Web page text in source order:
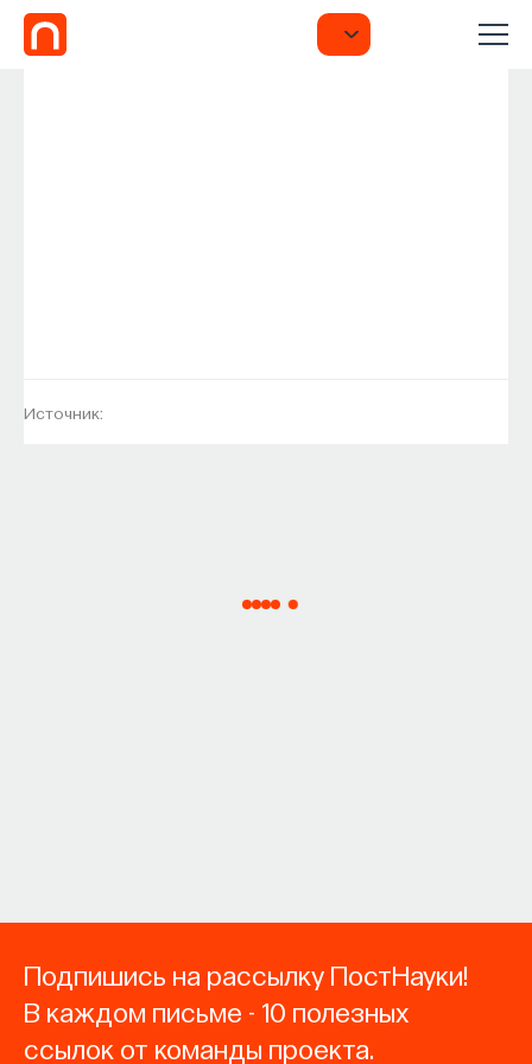
Источник:
Подпишись на рассылку ПостНауки!
В каждом письме - 10 полезных
ссылок от команды проекта.